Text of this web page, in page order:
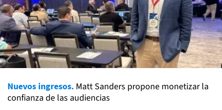
Nuevos ingresos. Matt Sanders propone monetizar la
confianza de las audiencias